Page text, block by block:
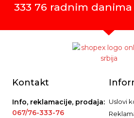
333 76 radnim
Kontakt
Info, reklamacije, prodaja:
067/76-333-76
Uslovi